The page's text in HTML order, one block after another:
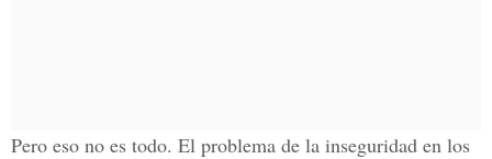
Pero eso no es todo. El problema de la inseguridad en los